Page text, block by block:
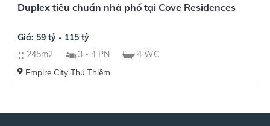
Duplex tiêu chuẩn nhà phố tại Cove Residences
Giá: 59 tỷ - 115 tỷ
245m2
3 - 4 PN 4 WC
Empire City Thủ Thiêm